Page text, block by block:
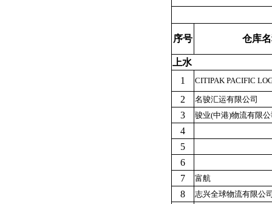
序号 仓库
上水
1
CITIPAK PACIFIC
2 名骏汇运有限公司
3 骏业(中港)物流有限
4
5
6
7
富航
8 志兴全球物流有限公